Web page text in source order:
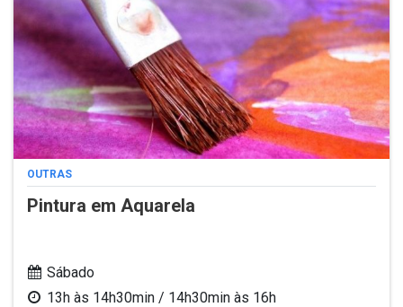
OUTRAS
Pintura em Aquarela
Sábado
13h às 14h30min / 14h30min às 16h